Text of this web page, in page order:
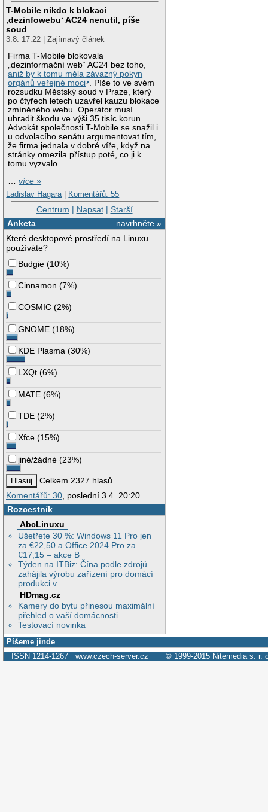
T-Mobile nikdo k blokaci
‚dezinfowebu‘ AC24 nenutil, píše
soud
3.8. 17:22 | Zajímavý článek
Firma T-Mobile blokovala
„dezinformační web“ AC24 bez toho,
aniž by k tomu měla závazný pokyn
orgánů veřejné moci . Píše to ve svém
rozsudku Městský soud v Praze, který
po čtyřech letech uzavřel kauzu blokace
zmíněného webu. Operátor musí
uhradit škodu ve výši 35 tisíc korun.
Advokát společnosti T-Mobile se snažil i
u odvolacího senátu argumentovat tím,
že firma jednala v dobré víře, když na
stránky omezila přístup poté, co ji k
tomu vyzvalo
…více »
Ladislav Hagara | Komentářů: 55
Centrum | Napsat| Starší
navrhněte »
Anketa
Které desktopové prostředí na Linuxu
používáte?
Budgie (10%)
Cinnamon (7%)
COSMIC (2%)
GNOME (18%)
KDE Plasma (30%)
LXQt (6%)
MATE (6%)
TDE (2%)
Xfce (15%)
jiné/žádné (23%)
Celkem 2327 hlasů
Komentářů: 30, poslední 3.4. 20:20
Rozcestník
AbcLinuxu
Ušetřete 30 %: Windows 11 Pro jen
za €22,50 a Office 2024 Pro za
€17,15 – akce B
Týden na ITBiz: Čína podle zdrojů
zahájila výrobu zařízení pro domácí
produkci v
HDmag.cz
Kamery do bytu přinesou maximální
přehled o vaší domácnosti
Testovací novinka
Píšeme jinde
ISSN 1214-1267 www.czech-server.cz © 1999-2015 Nitemedia s. r.